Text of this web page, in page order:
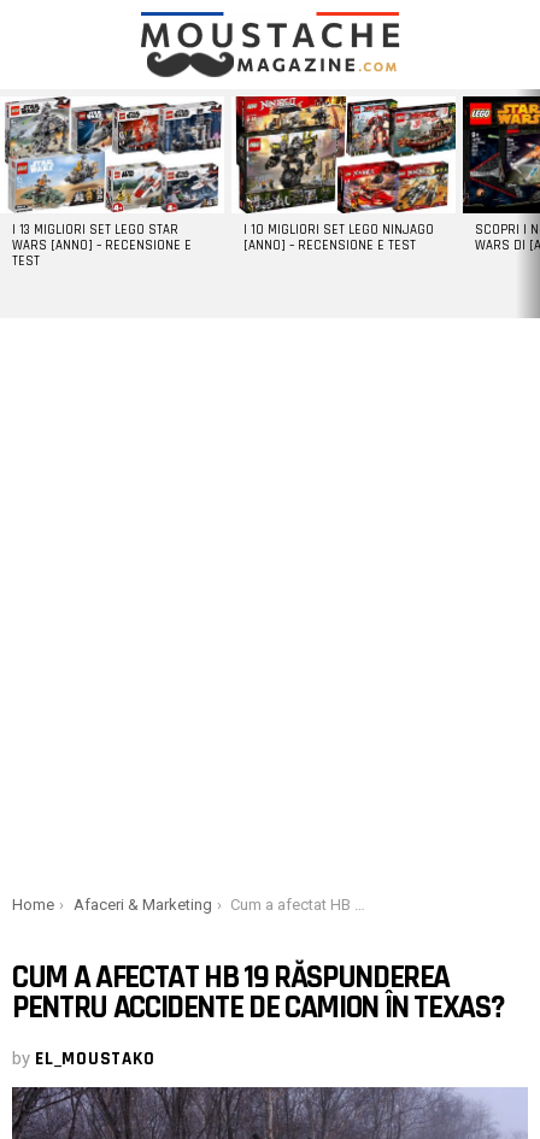
LATEST
STORIES
I 13 MIGLIORI SET LEGO STAR
WARS [ANNO] – RECENSIONE E
TEST
I 10 MIGLIORI SET LEGO NINJAGO
[ANNO] – RECENSIONE E TEST
SCOPRI I
WARS DI
You are here:
Home Afaceri & Marketing Cum a afectat HB 19 răspunderea pentru accidente de camion în Texas?
CUM A AFECTAT HB 19 RĂSPUNDEREA
PENTRU ACCIDENTE DE CAMION ÎN TEXAS?
by EL_MOUSTAKO